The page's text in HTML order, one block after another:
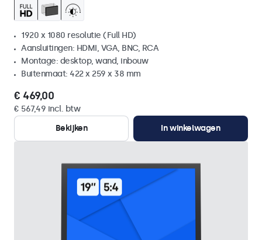
1920 x 1080 resolutie (Full HD)
Aansluitingen: HDMI, VGA, BNC, RCA
Montage: desktop, wand, inbouw
Buitenmaat: 422 x 259 x 38 mm
€ 469,00
€ 567,49 incl. btw
Bekijken
In winkelwagen